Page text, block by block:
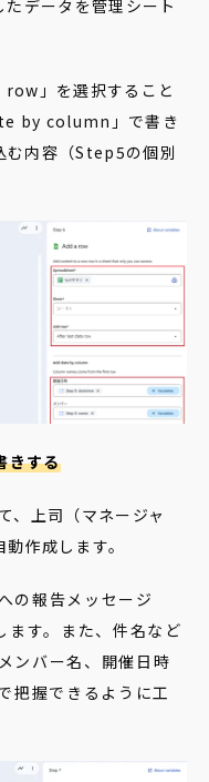
データを管理シート
」を選択すること
by column」で書き
む内容（Step5の個別
きする
上司（マネージャ
作成します。
の報告メッセージ
す。また、件名など
ンバー名、開催日時
把握できるよう に工